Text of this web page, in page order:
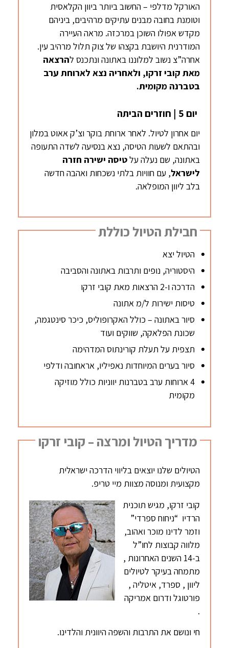
האורקל מדלפי – החשוב ביותר ביוון הקלאסית
וטומנת בחובה מבנים עתיקים מרהיבים, ביניהם
מקדש אפולו השוכן במרכזה. מראה העיירה
המודרנית היושבת בקצהו של צוק תלול מרהיב עין.
אחרה”צ נשוב למלוננו באתונה ונתכנס להרצאה
מאת קובי זרקו, ולאחריה נצא לארוחת ערב
בטברנה מקומית.
יום 5 | חוזרים הביתה
יום אחרון לטיול. לאחר ארוחת בוקר וצ’ק אאוט במלון
ובהתאם לשעות הטיסה, נצא בנסיעה לשדה התעופה
באתונה, שם נעלה עלטיסה ישירה חזרה
לישראל, עם חוויות בלתי נשכחות ואהבה חדשה
בלב ליוון המופלאה.
חבילת הטיול כוללת
הטיול יצא
היסטוריה, נופים ותרבות באתונה והסביבה
הדרכה ו-2 הרצאות מאת קובי זרקו
טיסות ישירות ל/מ אתונה
סיור באתונה – כולל האקרופוליס, כיכר סינטגמה,
שכונת הפלאקה, שווקים ועוד
תצפית על תעלת קורינתוס המדהימה
סיור בערים המיוחדות נאפיליו, אראחובה ודלפי
4 ארוחות ערב בטברנות יווניות כולל מוזיקה
מקומית
מדריך הטיול ומרצה – קובי זרקו
הטיולים שלנו יוצאים בליווי הדרכה ישראלית
מקצועית ומנוסה מצוות מיי טריפ.
קובי זרקו, מגיש תוכנית
הרדיו “ניחוח ספרדי”
וזמר לדינו מוכר ואהוב,
מלווה קבוצות לחו”ל
ב-14 השנים האחרונות ,
מתמחה בעיקר לטיולים
ליוון , ספרד, איטליה ,
פורטוגל ודרום אמריקה
.
חי ונושם את התרבות והשפה היוונית והלדינו.